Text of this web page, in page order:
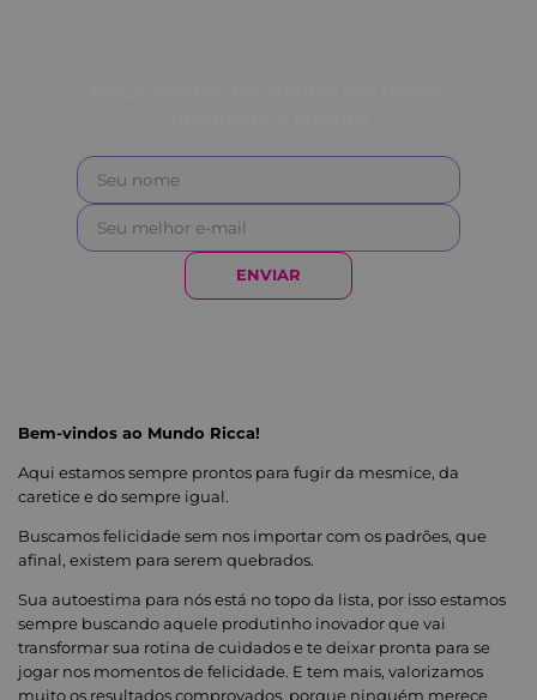
ENVIAR
Bem-vindos ao Mundo Ricca!
Aqui estamos sempre prontos para fugir da mesmice, da
caretice e do sempre igual.
Buscamos felicidade sem nos importar com os padrões, que
afinal, existem para serem quebrados.
Sua autoestima para nós está no topo da lista, por isso estamos
sempre buscando aquele produtinho inovador que vai
transformar sua rotina de cuidados e te deixar pronta para se
jogar nos momentos de felicidade. E tem mais, valorizamos
muito os resultados comprovados, porque ninguém merece